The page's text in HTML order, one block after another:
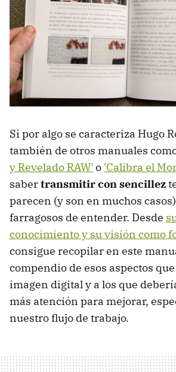
Si por algo se caracteriza Hugo
también de otros manuales
y Revelado RAW' o 'Calibra el
sabertransmitir con sencillez
parecen (y son en muchos
farragosos de entender. Desde
conocimiento y su visión como
consigue recopilar en este
compendio de esos aspectos
imagen digital y a los que
más atención para mejorar,
nuestro flujo de trabajo.